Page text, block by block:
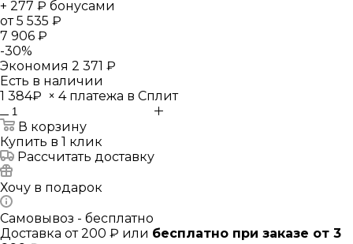
+ 277 ₽ бонусами
от5 535 ₽
7 906 ₽
-30%
Экономия 2 371 ₽
Есть в наличии
1 384₽ × 4 платежа в Сплит
В корзину
Купить в 1 клик
Рассчитать доставку
Хочу в подарок
Самовывоз - бесплатно
Доставка от 200 ₽ или бесплатно при заказе от 3